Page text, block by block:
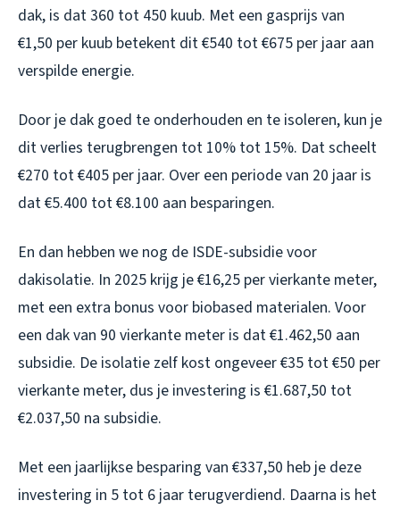
dak, is dat 360 tot 450 kuub. Met een gasprijs van
€1,50 per kuub betekent dit €540 tot €675 per jaar aan
verspilde energie.
Door je dak goed te onderhouden en te isoleren, kun je
dit verlies terugbrengen tot 10% tot 15%. Dat scheelt
€270 tot €405 per jaar. Over een periode van 20 jaar is
dat €5.400 tot €8.100 aan besparingen.
En dan hebben we nog de ISDE-subsidie voor
dakisolatie. In 2025 krijg je €16,25 per vierkante meter,
met een extra bonus voor biobased materialen. Voor
een dak van 90 vierkante meter is dat €1.462,50 aan
subsidie. De isolatie zelf kost ongeveer €35 tot €50 per
vierkante meter, dus je investering is €1.687,50 tot
€2.037,50 na subsidie.
Met een jaarlijkse besparing van €337,50 heb je deze
investering in 5 tot 6 jaar terugverdiend. Daarna is het